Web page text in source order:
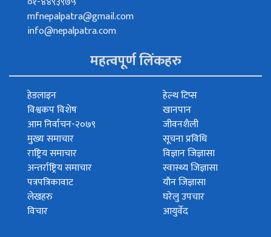
mfnepalpatra@gmail.com
info@nepalpatra.com
महत्वपूर्ण लिंकहरु
हेडलाइन
विश्वकप विशेष
आम निर्वाचन-२०७९
मुख्य समाचार
राष्ट्रिय समाचार
अन्तर्राष्ट्रिय समाचार
पत्रपत्रिकावाट
लेखहरु
विचार
हेल्थ टिप्स
खानपान
जीवनशैली
सूचना प्रविधि
विज्ञान जिज्ञासा
स्वास्थ्य जिज्ञासा
यौन जिज्ञासा
घरेलु उपचार
आयुर्वेद